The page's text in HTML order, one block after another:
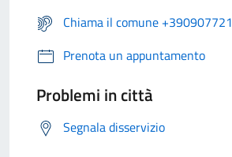
Chiama il comune +390907721
Prenota un appuntamento
Problemi in città
Segnala disservizio